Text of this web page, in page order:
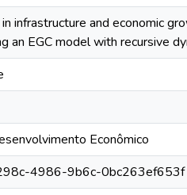
infrastructure and economic
an EGC model with recursive
Econômico
4986-9b6c-0bc263ef653f